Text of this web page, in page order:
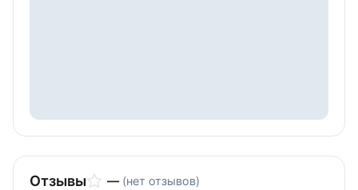
Отзывы — (нет отзывов)